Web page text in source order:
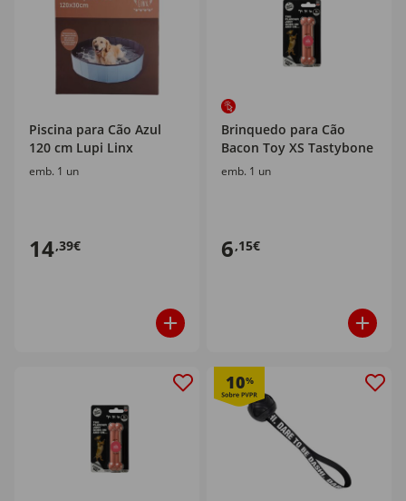
Piscina para Cão Azul
120 cm Lupi Linx
emb. 1 un
14,39€
Brinquedo para Cão
Bacon Toy XS Tastybone
emb. 1 un
6,15€
10%